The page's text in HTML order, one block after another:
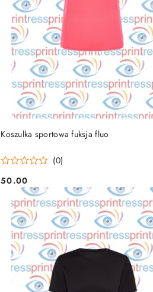
Koszulka sportowa fuksja fluo
(0)
Cena:
50.00
DO KOSZYKA